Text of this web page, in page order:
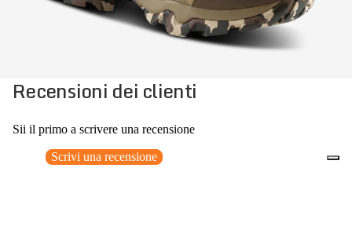
Recensioni dei clienti
Sii il primo a scrivere una recensione
Scrivi una recensione